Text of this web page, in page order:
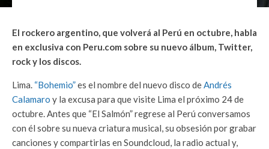
El rockero argentino, que volverá al Perú en octubre, habla
en exclusiva con Peru.com sobre su nuevo álbum, Twitter,
rock y los discos.
Lima. “Bohemio”es el nombre del nuevo disco deAndrés
Calamaro y la excusa para que visite Lima el próximo 24 de
octubre. Antes que “El Salmón” regrese al Perú conversamos
con él sobre su nueva criatura musical, su obsesión por grabar
canciones y compartirlas en Soundcloud, la radio actual y,